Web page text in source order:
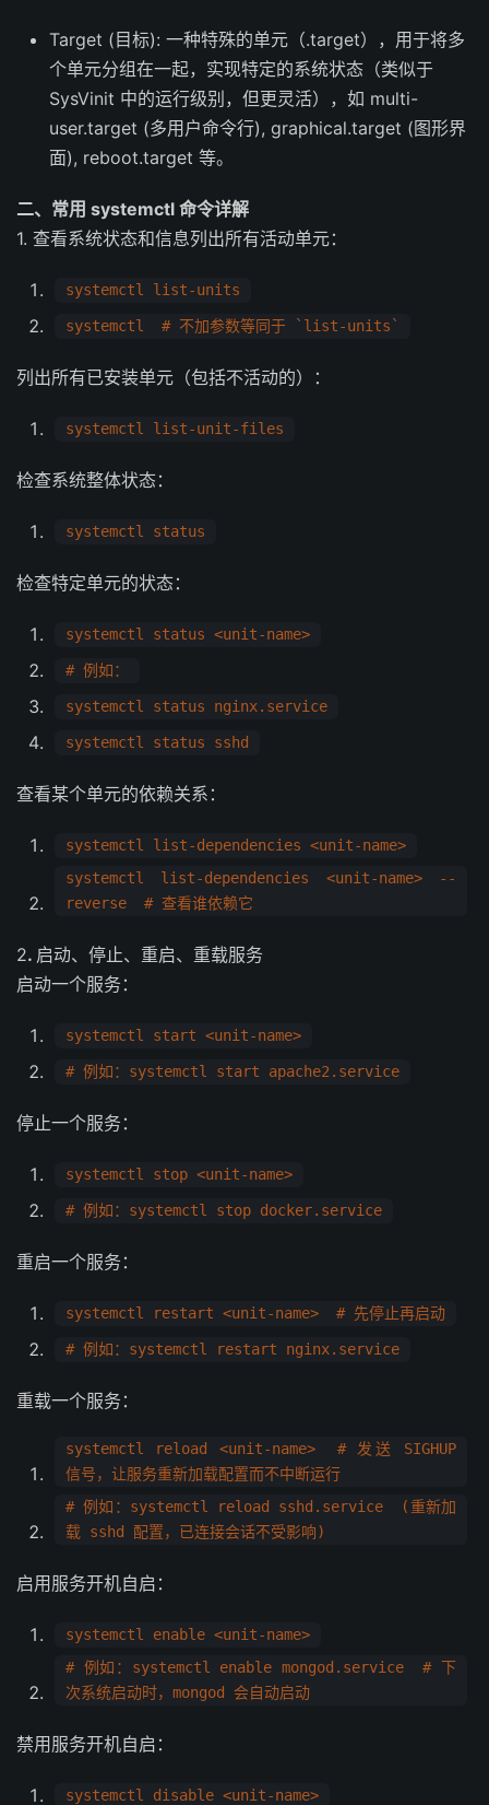
Target (目标): 一种特殊的单元（.target），用于将多
个单元分组在一起，实现特定的系统状态（类似于
SysVinit 中的运行级别，但更灵活），如 multi-
user.target (多用户命令行), graphical.target (图形界
面), reboot.target 等。
二、常用 systemctl 命令详解
1. 查看系统状态和信息列出所有活动单元：
systemctl list-units
systemctl # 不加参数等同于 `list-units`
列出所有已安装单元（包括不活动的）：
systemctl list-unit-files
检查系统整体状态：
systemctl status
检查特定单元的状态：
systemctl status <unit-name>
# 例如：
systemctl status nginx.service
systemctl status sshd
查看某个单元的依赖关系：
systemctl list-dependencies <unit-name>
systemctl list-dependencies <unit-name> --
reverse # 查看谁依赖它
2. 启动、停止、重启、重载服务
启动一个服务：
systemctl start <unit-name>
# 例如：systemctl start apache2.service
停止一个服务：
systemctl stop <unit-name>
# 例如：systemctl stop docker.service
重启一个服务：
systemctl restart <unit-name> # 先停止再启动
# 例如：systemctl restart nginx.service
重载一个服务：
systemctl reload <unit-name> # 发送 SIGHUP
信号，让服务重新加载配置而不中断运行
# 例如：systemctl reload sshd.service (重新加
载 sshd 配置，已连接会话不受影响)
启用服务开机自启：
systemctl enable <unit-name>
# 例如：systemctl enable mongod.service # 下
次系统启动时，mongod 会自动启动
禁用服务开机自启：
systemctl disable <unit-name>